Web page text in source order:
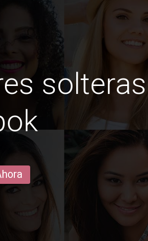
solteras